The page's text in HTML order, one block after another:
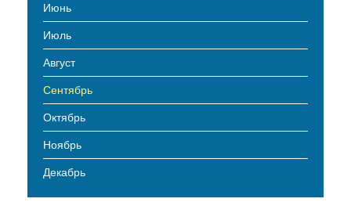
Июнь
Июль
Август
Сентябрь
Октябрь
Ноябрь
Декабрь